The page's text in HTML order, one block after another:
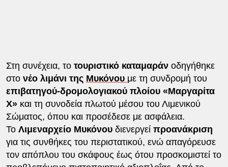
Στη συνέχεια, το τουριστικό καταμαράνοδηγήθηκε
στο νέο λιμάνι της Μυκόνου με τη συνδρομή του
επιβατηγού-δρομολογιακού πλοίου «Μαργαρίτα
Χ»και τη συνοδεία πλωτού μέσου του Λιμενικού
Σώματος, όπου και προσέδεσε με ασφάλεια.
Το Λιμεναρχείο Μυκόνουδιενεργεί προανάκριση
για τις συνθήκες του περιστατικού, ενώ απαγόρευσε
τον απόπλου του σκάφους έως ότου προσκομιστεί το